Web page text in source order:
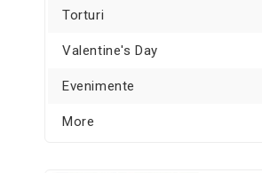
Torturi
Valentine's Day
Evenimente
More